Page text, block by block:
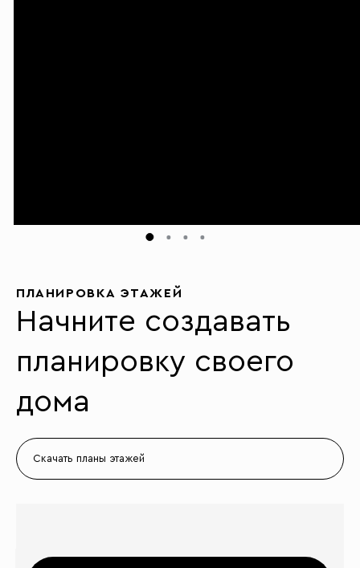
ПЛАНИРОВКА ЭТАЖЕЙ
Начните создавать
планировку своего
дома
Скачать планы этажей